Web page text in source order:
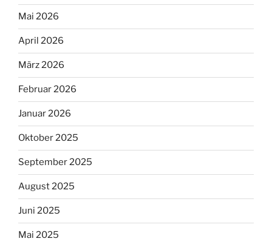
Mai 2026
April 2026
März 2026
Februar 2026
Januar 2026
Oktober 2025
September 2025
August 2025
Juni 2025
Mai 2025